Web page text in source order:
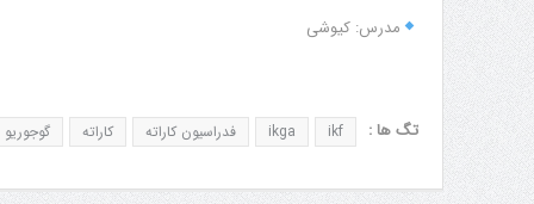
مدرس: کیوشی
تگ ها : ikf
ikga فدراسیون کاراته کاراته گوجوریو